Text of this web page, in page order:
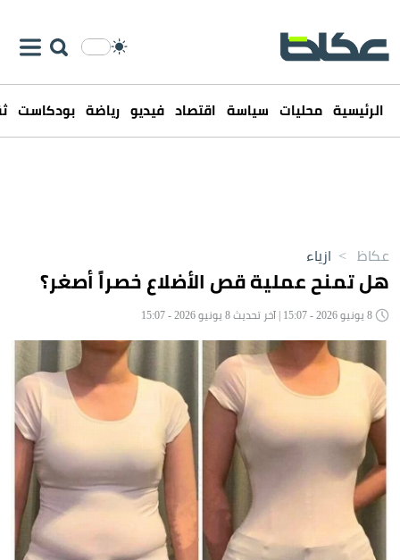
الرئيسية محليات سياسة اقتصاد فيديو رياضة بودكاست
عكاظ > ازياء
هل تمنح عملية قص الأضلاع خصراً أصغر؟